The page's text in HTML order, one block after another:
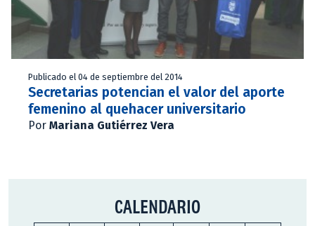
Publicado el 04 de septiembre del 2014
Secretarias potencian el valor del aporte
femenino al quehacer universitario
Por Mariana Gutiérrez Vera
CALENDARIO